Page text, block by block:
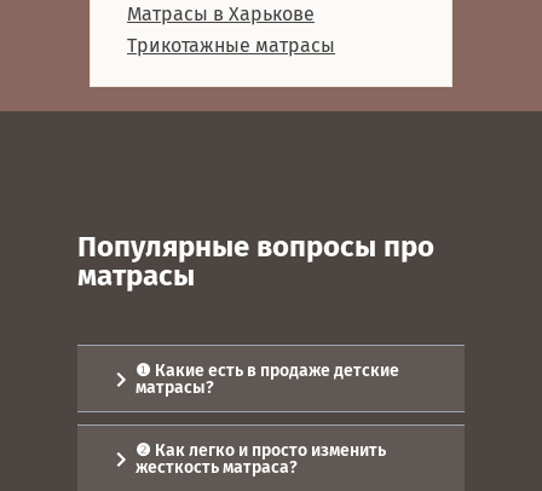
Матрасы в Харькове
Трикотажные матрасы
Популярные вопросы про
матрасы
❶ Какие есть в продаже детские
матрасы?
Сон для детей очень важен и
поэтому нужно приобрести
качественный матрас. Многие
родители специально приобретают
❷ Как легко и просто изменить
жесткость матраса?